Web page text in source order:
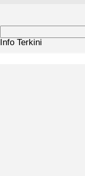
Info Terkini